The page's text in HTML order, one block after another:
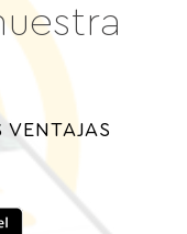
VENTAJAS